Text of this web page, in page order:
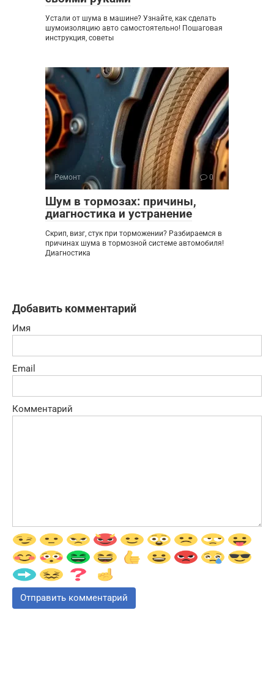
Устали от шума в машине? Узнайте, как сделать
шумоизоляцию авто самостоятельно! Пошаговая
инструкция, советы
Ремонт 0
Шум в тормозах: причины,
диагностика и устранение
Скрип, визг, стук при торможении? Разбираемся в
причинах шума в тормозной системе автомобиля!
Диагностика
Добавить комментарий
Имя
Email
Комментарий